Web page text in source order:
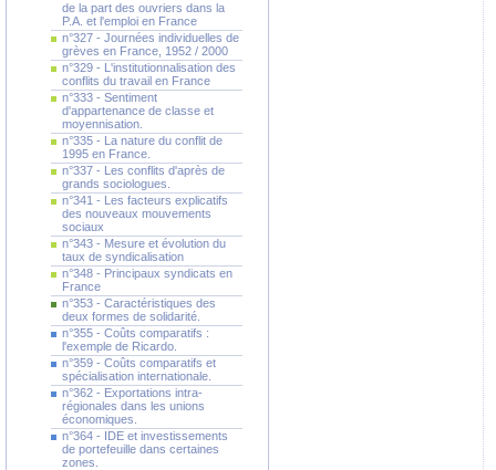
de la part des ouvriers dans la
P.A. et l'emploi en France
n°327 - Journées individuelles de
grèves en France, 1952 / 2000
n°329 - L'institutionnalisation des
conflits du travail en France
n°333 - Sentiment
d'appartenance de classe et
moyennisation.
n°335 - La nature du conflit de
1995 en France.
n°337 - Les conflits d'après de
grands sociologues.
n°341 - Les facteurs explicatifs
des nouveaux mouvements
sociaux
n°343 - Mesure et évolution du
taux de syndicalisation
n°348 - Principaux syndicats en
France
n°353 - Caractéristiques des
deux formes de solidarité.
n°355 - Coûts comparatifs :
l'exemple de Ricardo.
n°359 - Coûts comparatifs et
spécialisation internationale.
n°362 - Exportations intra-
régionales dans les unions
économiques.
n°364 - IDE et investissements
de portefeuille dans certaines
zones.